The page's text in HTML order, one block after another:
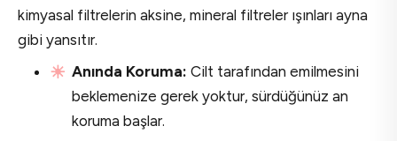
kimyasal filtrelerin aksine, mineral filtreler ışınları ayna
gibi yansıtır.
Anında Koruma: Cilt tarafından emilmesini
beklemenize gerek yoktur, sürdüğünüz an
koruma başlar.